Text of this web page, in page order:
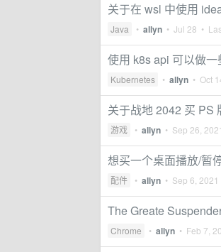
关于在 wsl 中使用
Java • allyn • Jul 28 •
使用 k8s api 可以做
Kubernetes • allyn • Oct
关于战地 2042 买 PS
游戏 • allyn • Sep 26, 2021
想买一个桌面播放/暂
配件 • allyn • Sep 6, 2021
The Greate
Chrome • allyn • Feb 7,